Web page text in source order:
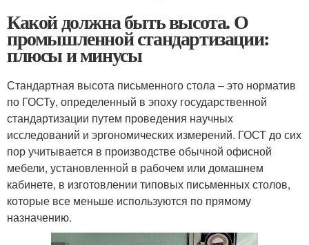
Какой должна быть высота. О
промышленной стандартизации:
плюсы и минусы
Стандартная высота письменного стола – это норматив
по ГОСТу, определенный в эпоху государственной
стандартизации путем проведения научных
исследований и эргономических измерений. ГОСТ до сих
пор учитывается в производстве обычной офисной
мебели, установленной в рабочем или домашнем
кабинете, в изготовлении типовых письменных столов,
которые все меньше используются по прямому
назначению.